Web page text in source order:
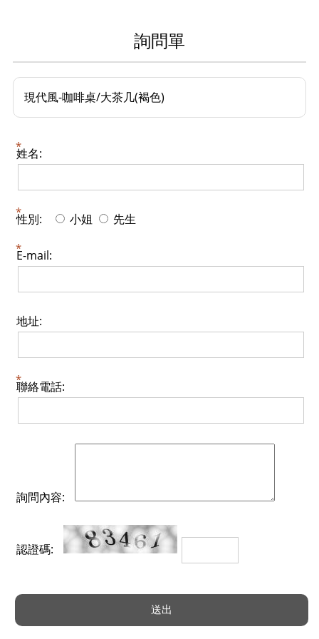
詢問單
現代風-咖啡桌/大茶几(褐色)
姓名:
性別: 小姐 先生
E-mail:
地址:
聯絡電話:
詢問內容:
認證碼: